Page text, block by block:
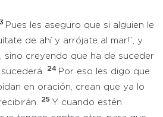
Pues les aseguro que si alguien le
de ahí y arrójate al mar!”, y
sino creyendo que ha de suceder
24 Por eso les digo que
en oración, crean que ya lo
25 Y cuando estén